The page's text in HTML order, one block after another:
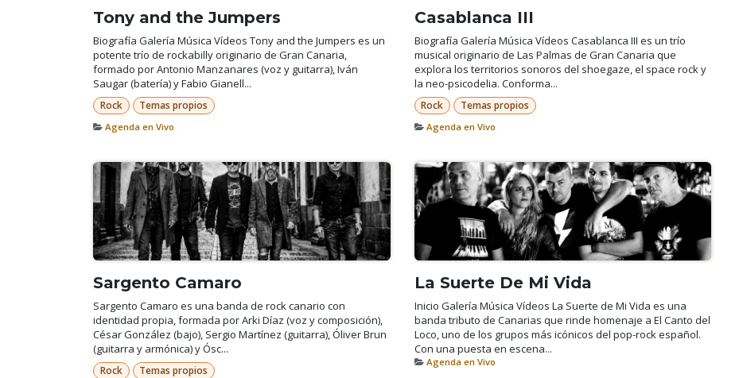
Tony and the Jumpers
Biografía Galería Música Vídeos Tony and the Jumpers es un
potente trío de rockabilly originario de Gran Canaria,
formado por Antonio Manzanares (voz y guitarra), Iván
Saugar (batería) y Fabio Gianell...
Rock Temas propios
Agenda en Vivo
Casablanca III
Biografía Galería Música Vídeos Casablanca III es un trío
musical originario de Las Palmas de Gran Canaria que
explora los territorios sonoros del shoegaze, el space rock y
la neo-psicodelia. Conforma...
Rock Temas propios
Agenda en Vivo
Sargento Camaro
Sargento Camaro es una banda de rock canario con
identidad propia, formada por Arki Díaz (voz y composición),
César González (bajo), Sergio Martínez (guitarra), Óliver Brun
(guitarra y armónica) y Ósc...
Rock Temas propios
La Suerte De Mi Vida
Inicio Galería Música Vídeos La Suerte de Mi Vida es una
banda tributo de Canarias que rinde homenaje a El Canto del
Loco, uno de los grupos más icónicos del pop-rock español.
Con una puesta en escena...
Agenda en Vivo